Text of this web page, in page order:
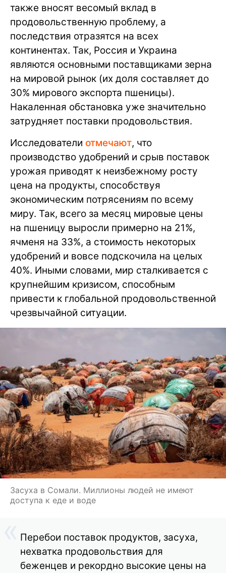
также вносят весомый вклад в
продовольственную проблему, а
последствия отразятся на всех
континентах. Так, Россия и Украина
являются основными поставщиками зерна
на мировой рынок (их доля составляет до
30% мирового экспорта пшеницы).
Накаленная обстановка уже значительно
затрудняет поставки продовольствия.
Исследователи отмечают, что
производство удобрений и срыв поставок
урожая приводят к неизбежному росту
цена на продукты, способствуя
экономическим потрясениям по всему
миру. Так, всего за месяц мировые цены
на пшеницу выросли примерно на 21%,
ячменя на 33%, а стоимость некоторых
удобрений и вовсе подскочила на целых
40%. Иными словами, мир сталкивается с
крупнейшим кризисом, способным
привести к глобальной продовольственной
чрезвычайной ситуации.
Засуха в Сомали. Миллионы людей не имеют
доступа к еде и воде
Перебои поставок продуктов, засуха,
нехватка продовольствия для
беженцев и рекордно высокие цены на